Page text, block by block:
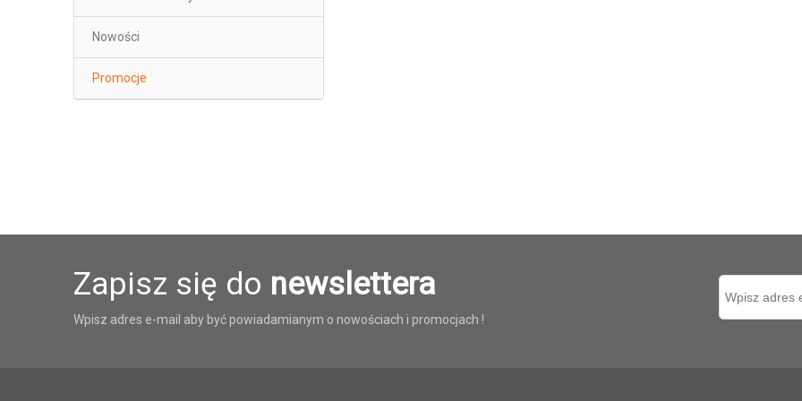
Nowości
Promocje
Zapisz się do newslettera
Wpisz adres e-mail aby być powiadamianym o nowościach i promocjach !